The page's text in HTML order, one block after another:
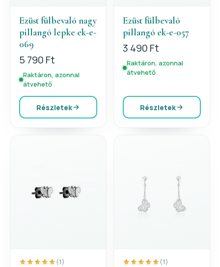
Ezüst fülbevaló nagy
pillangó lepke ek-e-
069
5 790 Ft
Raktáron, azonnal
átvehető
Részletek
Ezüst fülbevaló
pillangó ek-e-057
3 490 Ft
Raktáron, azonnal
átvehető
Részletek
(1) (1)